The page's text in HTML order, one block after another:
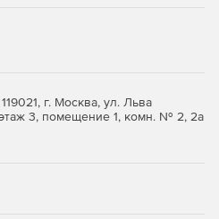
г. Москва, ул. Льва
3, помещение 1, комн. № 2, 2а